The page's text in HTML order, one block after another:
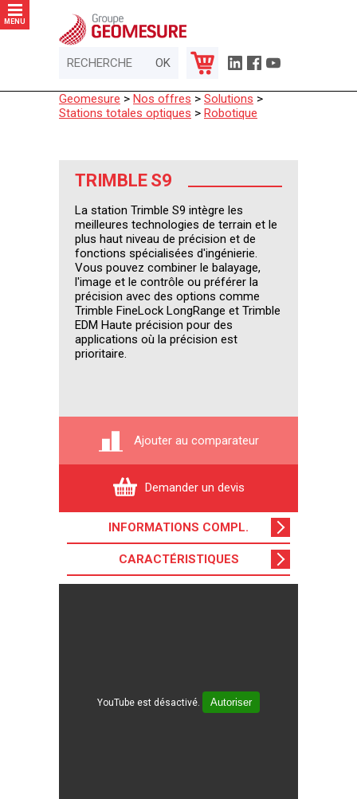
MENU
Geomesure > Nos offres > Solutions >
Stations totales optiques > Robotique
TRIMBLE S9
La station Trimble S9 intègre les
meilleures technologies de terrain et le
plus haut niveau de précision et de
fonctions spécialisées d'ingénierie.
Vous pouvez combiner le balayage,
l'image et le contrôle ou préférer la
précision avec des options comme
Trimble FineLock LongRange et Trimble
EDM Haute précision pour des
applications où la précision est
prioritaire.
Ajouter au comparateur
Demander un devis
INFORMATIONS COMPL.
CARACTÉRISTIQUES
YouTube est désactivé. Autoriser
Panneau de gestion des cookies